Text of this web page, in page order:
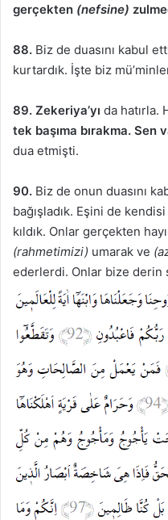
gerçekten (nefsine)
88. Biz de duasını kabul
kurtardık. İşte biz
89. Zekeriya’yı da hatırla.
tek başıma bırakma. Sen
dua etmişti.
90. Biz de onun duasını
bağışladık. Eşini de
kıldık. Onlar gerçekten
(rahmetimizi) umarak ve
ederlerdi. Onlar bize derin